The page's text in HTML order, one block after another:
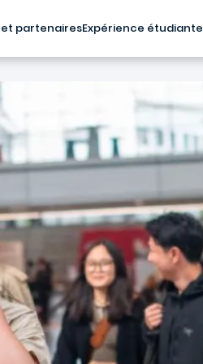
partenairesExpérience étudiante